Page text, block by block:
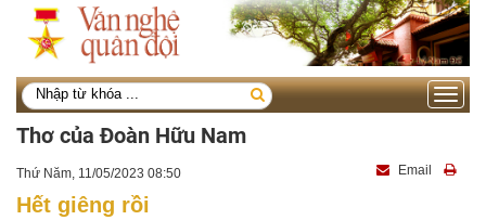
Toggle
Thơ của Đoàn Hữu Nam
Thứ Năm, 11/05/2023 08:50 Email
Hết giêng rồi